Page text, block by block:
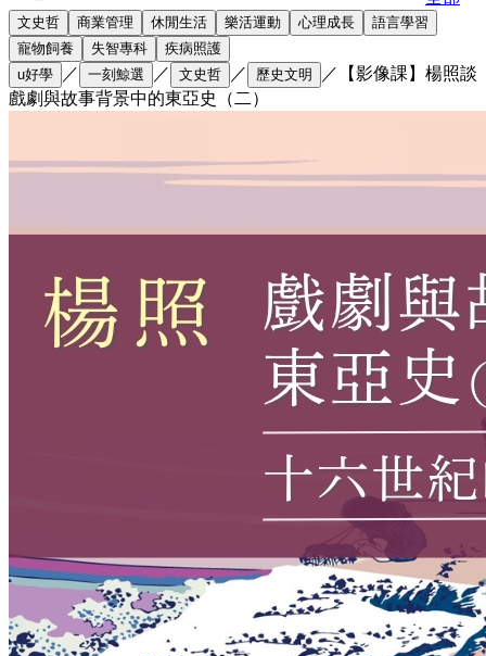
文史哲 商業管理 休閒生活 樂活運動 心理成長
語言學習
寵物飼養
失智專科
疾病照護
u好學
／ 一刻鯨選 ／ 文史哲 ／ 歷史文明 ／
【影像課】楊照談
戲劇與故事背景中的東亞史（二）